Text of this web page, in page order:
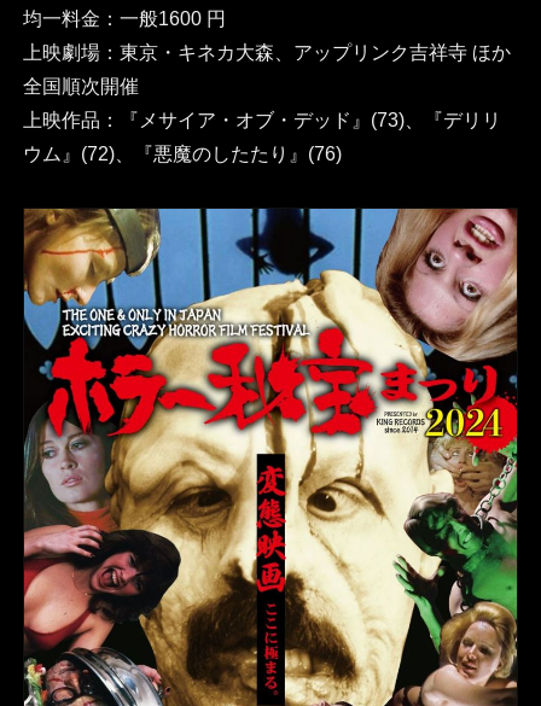
均一料金：一般1600 円
上映劇場：東京・キネカ大森、アップリンク吉祥寺 ほか
全国順次開催
上映作品：『メサイア・オブ・デッド』(73)、『デリリ
ウム』(72)、『悪魔のしたたり』(76)